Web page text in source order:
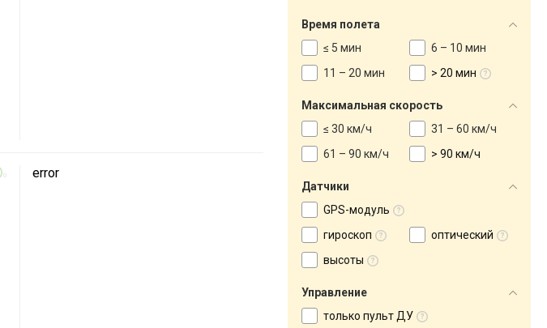
error
Время полета
≤ 5 мин
6 – 10 мин
11 – 20 мин
> 20 мин
Максимальная скорость
≤ 30 км/ч
31 – 60 км/ч
61 – 90 км/ч
> 90 км/ч
Датчики
GPS-модуль
гироскоп
оптический
высоты
Управление
только пульт ДУ